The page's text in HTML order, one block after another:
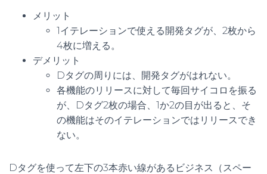
メリット
1イテレーションで使える開発タグが、2枚から
4枚に増える。
デメリット
Dタグの周りには、開発タグがはれない。
各機能のリリースに対して毎回サイコロを振る
が、Dタグ2枚の場合、1か2の目が出ると、そ
の機能はそのイテレーションではリリースでき
ない。
Dタグを使って左下の3本赤い線があるビジネス（スペー